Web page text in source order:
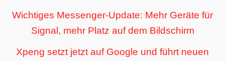
Wichtiges Messenger-Update: Mehr Geräte für
Signal, mehr Platz auf dem Bildschirm
Xpeng setzt jetzt auf Google und führt neuen